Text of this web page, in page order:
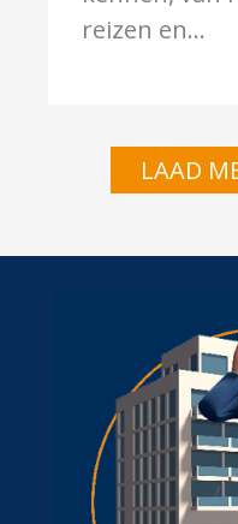
reizen en...
LAAD